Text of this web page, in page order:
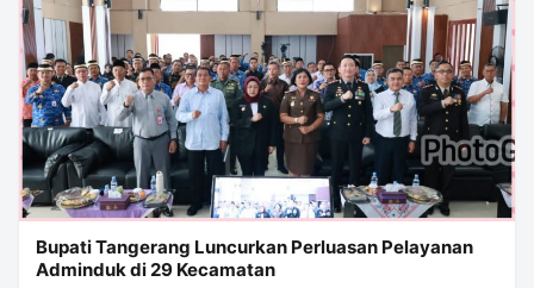
Bupati Tangerang Luncurkan Perluasan Pelayanan
Adminduk di 29 Kecamatan